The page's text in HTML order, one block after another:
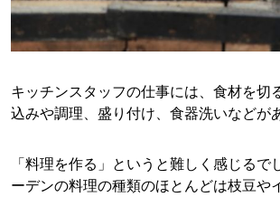
キッチンスタッフの仕事には、食材を切
込みや調理、盛り付け、食器洗いなどが
「料理を作る」というと難しく感じるで
ーデンの料理の種類のほとんどは枝豆や